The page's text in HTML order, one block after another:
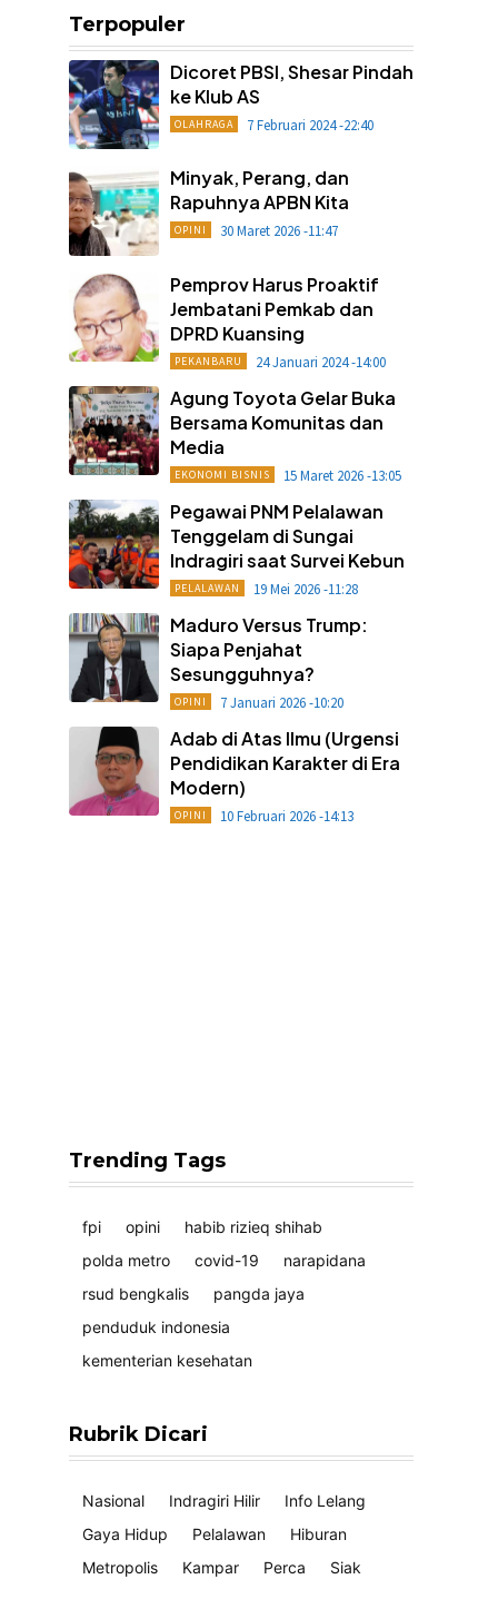
Terpopuler
Dicoret PBSI, Shesar Pindah
ke Klub AS
OLAHRAGA 7 Februari 2024 -22:40
Minyak, Perang, dan
Rapuhnya APBN Kita
OPINI 30 Maret 2026 -11:47
Pemprov Harus Proaktif
Jembatani Pemkab dan
DPRD Kuansing
PEKANBARU 24 Januari 2024 -14:00
Agung Toyota Gelar Buka
Bersama Komunitas dan
Media
EKONOMI BISNIS 15 Maret 2026 -13:05
Pegawai PNM Pelalawan
Tenggelam di Sungai
Indragiri saat Survei Kebun
PELALAWAN 19 Mei 2026 -11:28
Maduro Versus Trump:
Siapa Penjahat
Sesungguhnya?
OPINI 7 Januari 2026 -10:20
Adab di Atas Ilmu (Urgensi
Pendidikan Karakter di Era
Modern)
OPINI 10 Februari 2026 -14:13
Trending Tags
fpi opini
habib rizieq shihab
polda metro
covid-19
narapidana
rsud bengkalis
pangda jaya
penduduk indonesia
kementerian kesehatan
Rubrik Dicari
Nasional Indragiri Hilir
Info Lelang
Gaya Hidup
Pelalawan
Hiburan
Metropolis
Kampar Perca Siak